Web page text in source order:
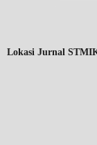
Lokasi Jurnal